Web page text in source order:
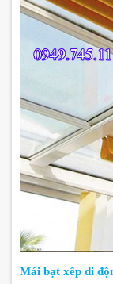
Mái bạt xếp di